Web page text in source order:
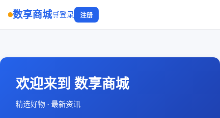
数享商城🛒登录 注册
欢迎来到 数享商城
精选好物 · 最新资讯